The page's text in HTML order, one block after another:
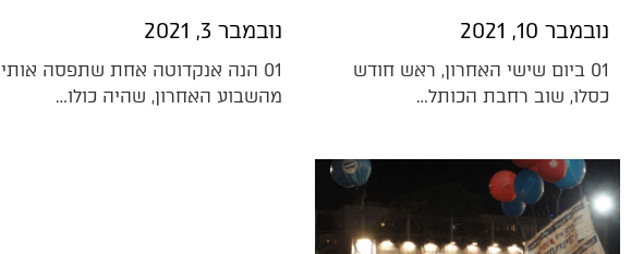
נובמבר 10, 2021
01 ביום שישי האחרון, ראש חודש
כסלו, שוב רחבת הכותל…
נובמבר 3, 2021
01 הנה אנקדוטה אחת שתפסה אותי
מהשבוע האחרון, שהיה כולו…